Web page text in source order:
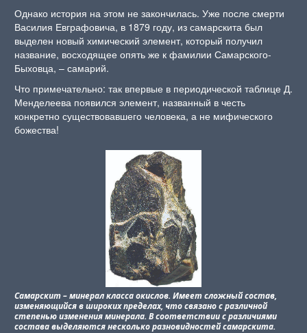
Однако история на этом не закончилась. Уже после смерти
Василия Евграфовича, в 1879 году, из самарскита был
выделен новый химический элемент, который получил
название, восходящее опять же к фамилии Самарского-
Быховца, – самарий.
Что примечательно: так впервые в периодической таблице Д.
Менделеева появился элемент, названный в честь
конкретно существовавшего человека, а не мифического
божества!
Самарскит – минерал класса окислов. Имеет сложный состав,
изменяющийся в широких пределах, что связано с различной
степенью изменения минерала. В соответствии с различиями
состава выделяются несколько разновидностей самарскита.